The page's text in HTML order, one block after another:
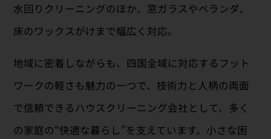
水回りクリーニングのほか、窓ガラスやベランダ、
床のワックスがけまで幅広く対応。
地域に密着しながらも、四国全域に対応するフット
ワークの軽さも魅力の一つで、技術力と人柄の両面
で信頼できるハウスクリーニング会社として、多く
の家庭の“快適な暮らし”を支えています。小さな困